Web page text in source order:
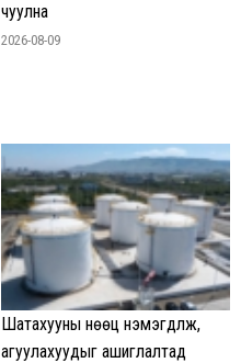
чуулна
2026-08-09
Шатахууны нөөц нэмэгдүүлж,
агуулахуудыг ашиглалтад